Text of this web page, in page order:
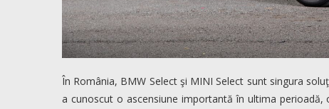
În România, BMW Select şi MINI Select sunt singura
a cunoscut o ascensiune importantă în ultima